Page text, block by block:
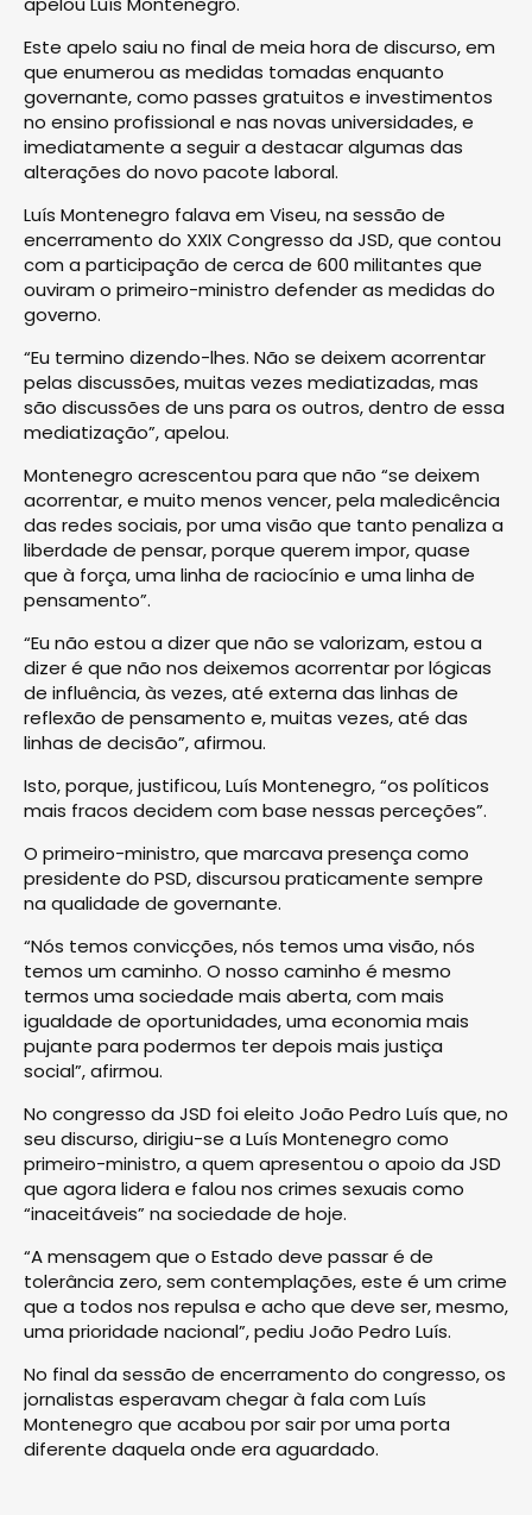
Este apelo saiu no final de meia hora de discurso, em
que enumerou as medidas tomadas enquanto
governante, como passes gratuitos e investimentos
no ensino profissional e nas novas universidades, e
imediatamente a seguir a destacar algumas das
alterações do novo pacote laboral.
Luís Montenegro falava em Viseu, na sessão de
encerramento do XXIX Congresso da JSD, que contou
com a participação de cerca de 600 militantes que
ouviram o primeiro-ministro defender as medidas do
governo.
“Eu termino dizendo-lhes. Não se deixem acorrentar
pelas discussões, muitas vezes mediatizadas, mas
são discussões de uns para os outros, dentro de essa
mediatização”, apelou.
Montenegro acrescentou para que não “se deixem
acorrentar, e muito menos vencer, pela maledicência
das redes sociais, por uma visão que tanto penaliza a
liberdade de pensar, porque querem impor, quase
que à força, uma linha de raciocínio e uma linha de
pensamento”.
“Eu não estou a dizer que não se valorizam, estou a
dizer é que não nos deixemos acorrentar por lógicas
de influência, às vezes, até externa das linhas de
reflexão de pensamento e, muitas vezes, até das
linhas de decisão”, afirmou.
Isto, porque, justificou, Luís Montenegro, “os políticos
mais fracos decidem com base nessas perceções”.
O primeiro-ministro, que marcava presença como
presidente do PSD, discursou praticamente sempre
na qualidade de governante.
“Nós temos convicções, nós temos uma visão, nós
temos um caminho. O nosso caminho é mesmo
termos uma sociedade mais aberta, com mais
igualdade de oportunidades, uma economia mais
pujante para podermos ter depois mais justiça
social”, afirmou.
No congresso da JSD foi eleito João Pedro Luís que, no
seu discurso, dirigiu-se a Luís Montenegro como
primeiro-ministro, a quem apresentou o apoio da JSD
que agora lidera e falou nos crimes sexuais como
“inaceitáveis” na sociedade de hoje.
“A mensagem que o Estado deve passar é de
tolerância zero, sem contemplações, este é um crime
que a todos nos repulsa e acho que deve ser, mesmo,
uma prioridade nacional”, pediu João Pedro Luís.
No final da sessão de encerramento do congresso, os
jornalistas esperavam chegar à fala com Luís
Montenegro que acabou por sair por uma porta
diferente daquela onde era aguardado.